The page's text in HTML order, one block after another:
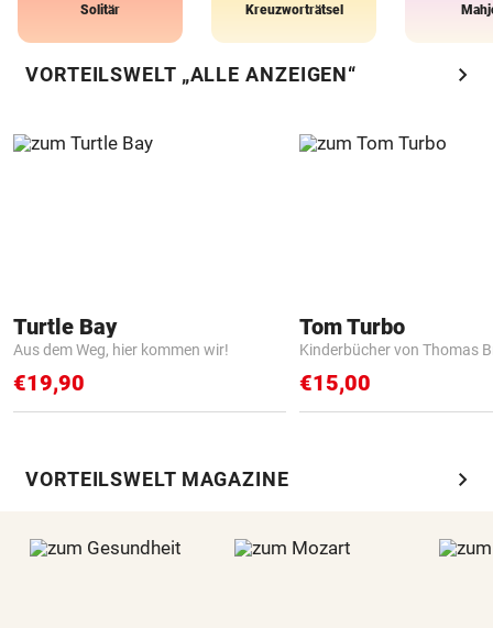
Solitär Kreuzworträtsel
VORTEILSWELT „ALLE ANZEIGEN“ chevron_right
Turtle Bay
Aus dem Weg, hier kommen wir!
€19,90
Tom Turbo
Kinderbücher von Thomas
€15,00
VORTEILSWELT MAGAZINE chevron_right